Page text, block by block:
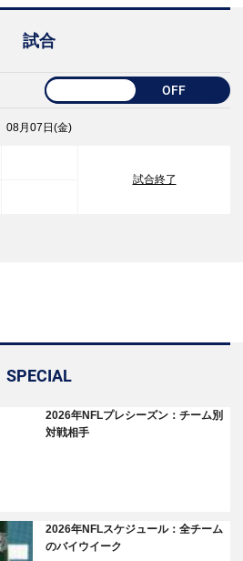
試合
OFF
08月07日(金)
試合終了
SPECIAL
2026年NFLプレシーズン：チーム別
対戦相手
2026年NFLスケジュール：全チーム
のバイウイーク